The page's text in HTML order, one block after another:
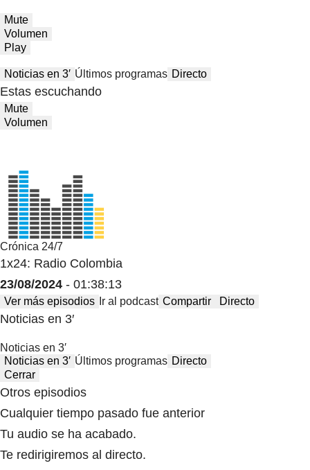
Mute
Volumen
Play
Noticias en 3′ Últimos programas Directo
Estas escuchando
Mute
Volumen
Crónica 24/7
1x24: Radio Colombia
23/08/2024 - 01:38:13
Ver más episodios Ir al podcast Compartir Directo
Noticias en 3′
Noticias en 3′
Noticias en 3′ Últimos programas Directo
Cerrar
Otros episodios
Cualquier tiempo pasado fue anterior
Tu audio se ha acabado.
Te redirigiremos al directo.